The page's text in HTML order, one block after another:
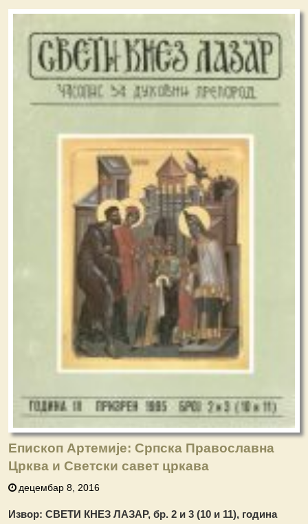
Епископ Артемије: Српска Православна
Црква и Светски савет цркава
децембар 8, 2016
Извор: СВЕТИ КНЕЗ ЛАЗАР, бр. 2 и 3 (10 и 11), година